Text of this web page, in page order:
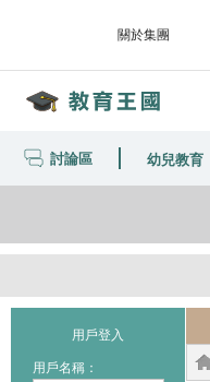
關於集團
討論區 幼兒教育
用戶登入
用戶名稱：